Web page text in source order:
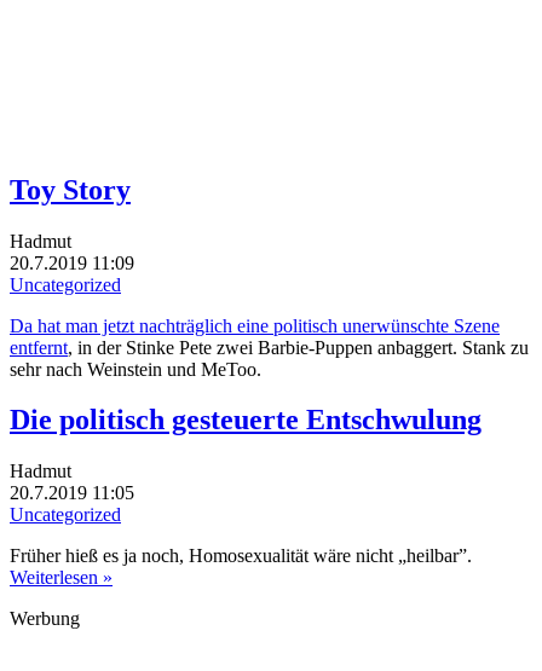
Toy Story
Hadmut
20.7.2019 11:09
Uncategorized
Da hat man jetzt nachträglich eine politisch unerwünschte Szene
entfernt, in der Stinke Pete zwei Barbie-Puppen anbaggert. Stank zu
sehr nach Weinstein und MeToo.
Die politisch gesteuerte Entschwulung
Hadmut
20.7.2019 11:05
Uncategorized
Früher hieß es ja noch, Homosexualität wäre nicht „heilbar”.
Weiterlesen »
Werbung